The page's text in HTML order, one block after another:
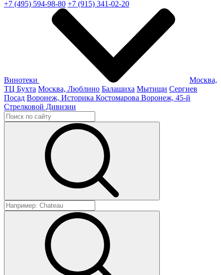
+7 (495) 594-98-80 +7 (915) 341-02-20
Винотеки
Москва,
ТЦ Бухта Москва, Люблино Балашиха Мытищи Сергиев
Посад Воронеж, Историка Костомарова Воронеж, 45-й
Стрелковой Дивизии